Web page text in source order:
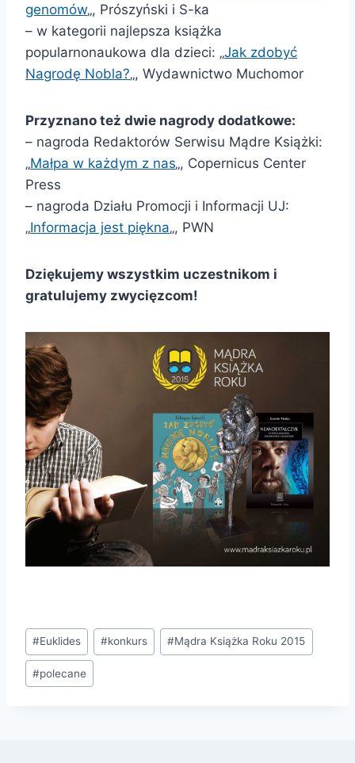
genomów„, Prószyński i S-ka
– w kategorii najlepsza książka
popularnonaukowa dla dzieci: „Jak zdobyć
Nagrodę Nobla?„, Wydawnictwo Muchomor
Przyznano też dwie nagrody dodatkowe:
– nagroda Redaktorów Serwisu Mądre Książki:
„Małpa w każdym z nas„, Copernicus Center
Press
– nagroda Działu Promocji i Informacji UJ:
„Informacja jest piękna„, PWN
Dziękujemy wszystkim uczestnikom i
gratulujemy zwycięzcom!
Tagi
wpisu:
#Euklides #konkurs #Mądra Książka Roku 2015
#polecane